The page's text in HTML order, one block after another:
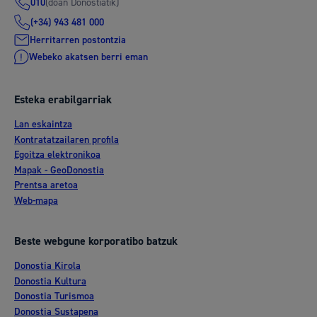
010
(+34) 943 481 000
Herritarren postontzia
Webeko akatsen berri eman
Esteka erabilgarriak
Lan eskaintza
Kontratatzailaren profila
Egoitza elektronikoa
Mapak - GeoDonostia
Prentsa aretoa
Web-mapa
Beste webgune korporatibo batzuk
Donostia Kirola
Donostia Kultura
Donostia Turismoa
Donostia Sustapena